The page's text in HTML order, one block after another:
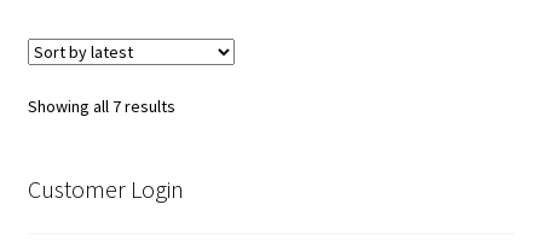
Showing all 7 results
Customer Login